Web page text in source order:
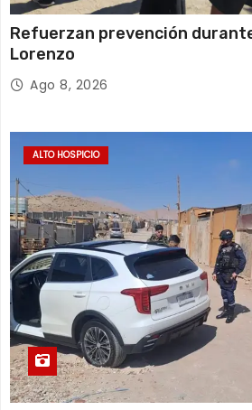
Refuerzan prevención
Lorenzo
Ago 8, 2026
ALTO HOSPICIO